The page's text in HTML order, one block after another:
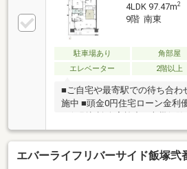
4LDK 97.47m2
9階 南東
駐車場あり 角部屋
エレベーター
2階以上
■ご自宅や最寄駅での待ち合わ
施中 ■頭金0円住宅ローン金利
等々の面倒な諸手続き全てお
ン複数行一括申込可能（弊社
エバーライフリバーサイド飯塚弐